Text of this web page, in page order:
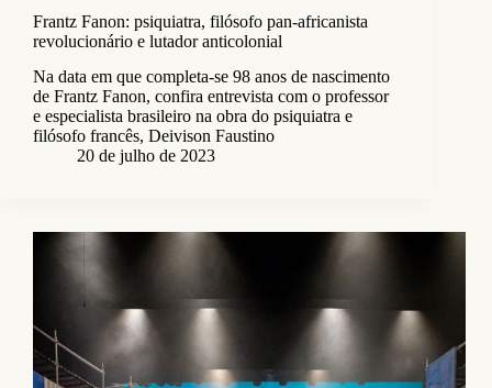
Frantz Fanon: psiquiatra, filósofo pan-africanista
revolucionário e lutador anticolonial
Na data em que completa-se 98 anos de nascimento
de Frantz Fanon, confira entrevista com o professor
e especialista brasileiro na obra do psiquiatra e
filósofo francês, Deivison Faustino
20 de julho de 2023